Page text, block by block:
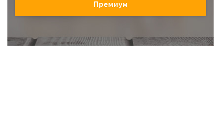
Премиум